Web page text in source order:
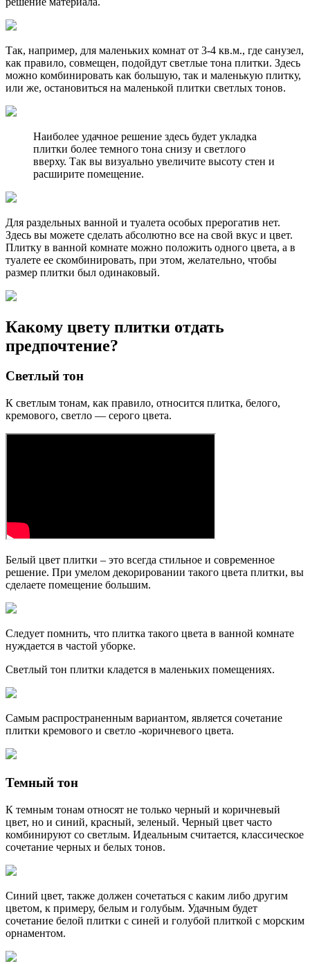
Так, например, для маленьких комнат от 3-4 кв.м., где санузел,
как правило, совмещен, подойдут светлые тона плитки. Здесь
можно комбинировать как большую, так и маленькую плитку,
или же, остановиться на маленькой плитки светлых тонов.
Наиболее удачное решение здесь будет укладка
плитки более темного тона снизу и светлого
вверху. Так вы визуально увеличите высоту стен и
расширите помещение.
Для раздельных ванной и туалета особых прерогатив нет.
Здесь вы можете сделать абсолютно все на свой вкус и цвет.
Плитку в ванной комнате можно положить одного цвета, а в
туалете ее скомбинировать, при этом, желательно, чтобы
размер плитки был одинаковый.
Какому цвету плитки отдать
предпочтение?
Светлый тон
К светлым тонам, как правило, относится плитка, белого,
кремового, светло — серого цвета.
Белый цвет плитки – это всегда стильное и современное
решение. При умелом декорировании такого цвета плитки, вы
сделаете помещение большим.
Следует помнить, что плитка такого цвета в ванной комнате
нуждается в частой уборке.
Светлый тон плитки кладется в маленьких помещениях.
Самым распространенным вариантом, является сочетание
плитки кремового и светло -коричневого цвета.
Темный тон
К темным тонам относят не только черный и коричневый
цвет, но и синий, красный, зеленый. Черный цвет часто
комбинируют со светлым. Идеальным считается, классическое
сочетание черных и белых тонов.
Синий цвет, также должен сочетаться с каким либо другим
цветом, к примеру, белым и голубым. Удачным будет
сочетание белой плитки с синей и голубой плиткой с морским
орнаментом.